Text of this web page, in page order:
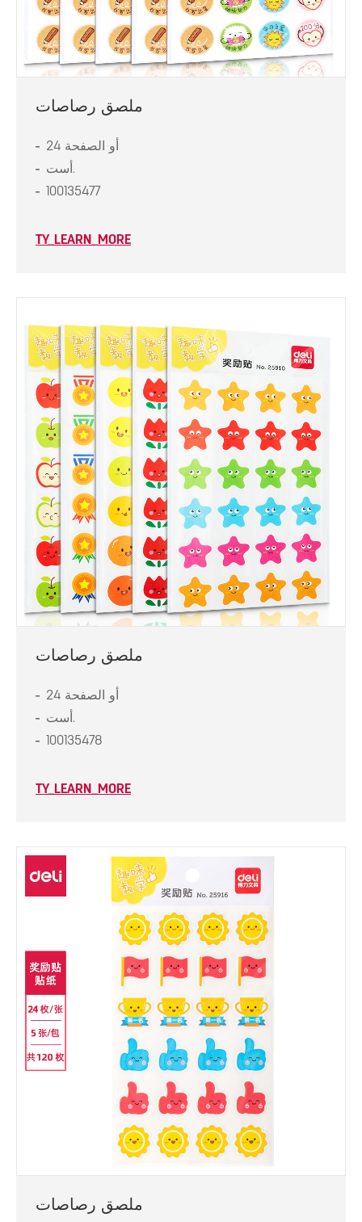
ملصق رصاصات
24 أو الصفحة
أست.
100135477
TY_LEARN_MORE
ملصق رصاصات
24 أو الصفحة
أست.
100135478
TY_LEARN_MORE
ملصق رصاصات